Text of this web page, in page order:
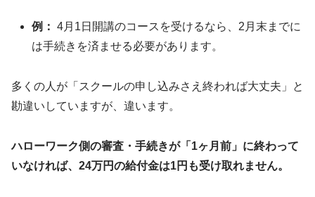
例： 4月1日開講のコースを受けるなら、2月末までに
は手続きを済ませる必要があります。
多くの人が「スクールの申し込みさえ終われば大丈夫」と
勘違いしていますが、違います。
ハローワーク側の審査・手続きが「1ヶ月前」に終わって
いなければ、24万円の給付金は1円も受け取れません。